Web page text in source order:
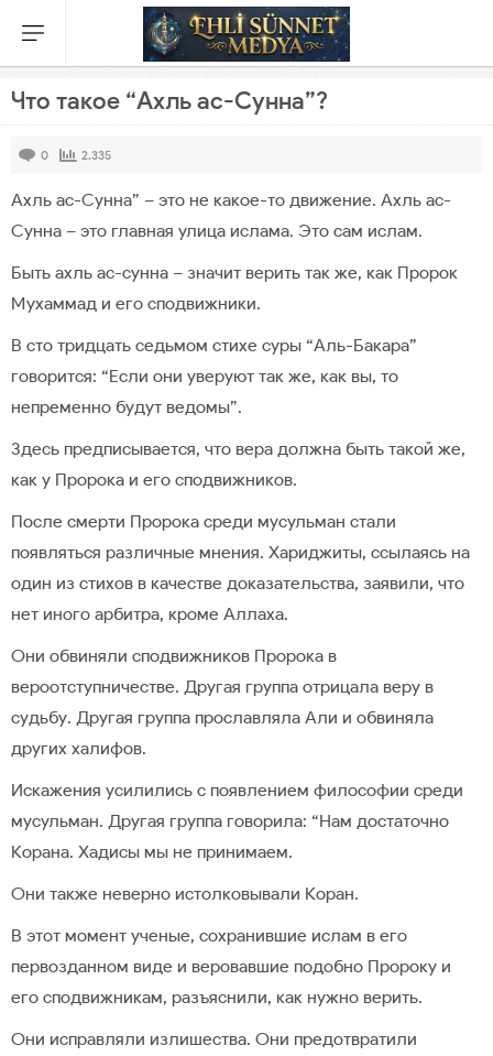
Что такое “Ахль ас-Сунна”?
0 2.335
Ахль ас-Сунна” – это не какое-то движение. Ахль ас-
Сунна – это главная улица ислама. Это сам ислам.
Быть ахль ас-сунна – значит верить так же, как Пророк
Мухаммад и его сподвижники.
В сто тридцать седьмом стихе суры “Аль-Бакара”
говорится: “Если они уверуют так же, как вы, то
непременно будут ведомы”.
Здесь предписывается, что вера должна быть такой же,
как у Пророка и его сподвижников.
После смерти Пророка среди мусульман стали
появляться различные мнения. Хариджиты, ссылаясь на
один из стихов в качестве доказательства, заявили, что
нет иного арбитра, кроме Аллаха.
Они обвиняли сподвижников Пророка в
вероотступничестве. Другая группа отрицала веру в
судьбу. Другая группа прославляла Али и обвиняла
других халифов.
Искажения усилились с появлением философии среди
мусульман. Другая группа говорила: “Нам достаточно
Корана. Хадисы мы не принимаем.
Они также неверно истолковывали Коран.
В этот момент ученые, сохранившие ислам в его
первозданном виде и веровавшие подобно Пророку и
его сподвижникам, разъяснили, как нужно верить.
Они исправляли излишества. Они предотвратили